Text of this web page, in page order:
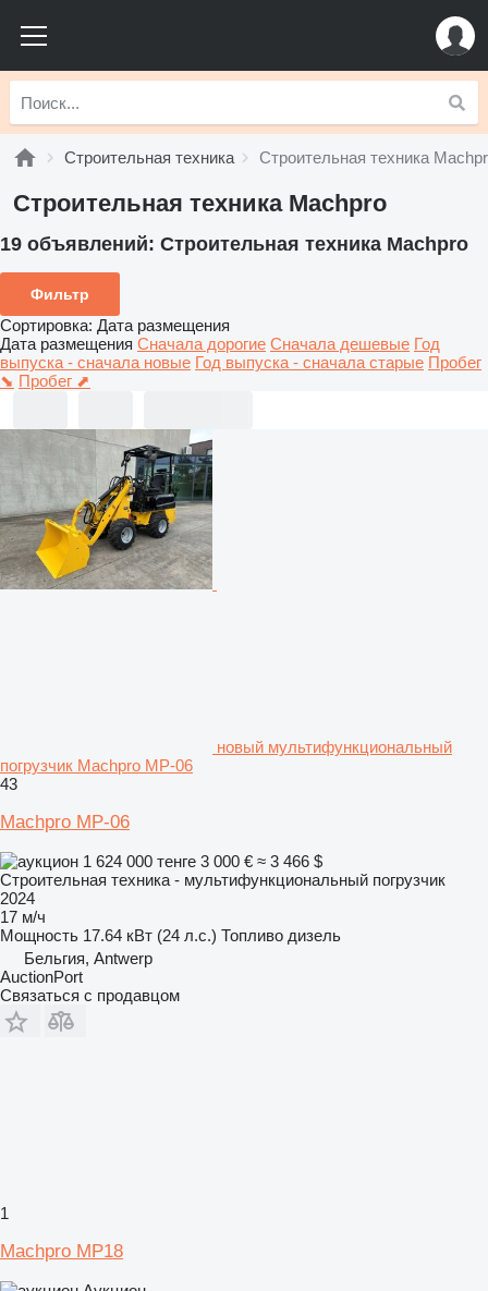
Строительная техника Строительная техника
Строительная техника Machpro
19 объявлений: Строительная техника Machpro
Фильтр
Сортировка: Дата размещения
Дата размещения Сначала дорогие Сначала дешевые Год
выпуска - сначала новые Год выпуска - сначала старые Пробег
⬊ Пробег ⬈
новый мультифункциональный
погрузчик Machpro MP-06
43
Machpro MP-06
1 624 000 тенге 3 000 € ≈ 3 466 $
Строительная техника - мультифункциональный погрузчик
2024
17 м/ч
Мощность 17.64 кВт (24 л.с.) Топливо дизель
Бельгия, Antwerp
AuctionPort
Связаться с продавцом
1
Machpro MP18